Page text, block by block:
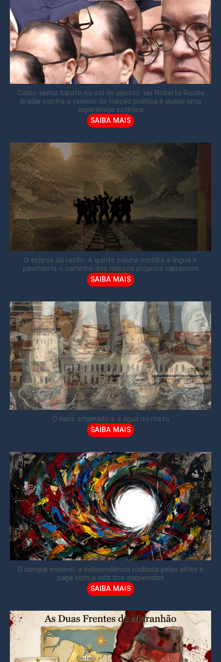
Como verniz barato no sol de agosto: ver Roberto Rocha
bradar contra o veneno da traição política é quase uma
experiência estética
SAIBA MAIS
O eclipse da razão: A quinta coluna mostra a língua e
pavimenta o caminho dos nossos próprios carrascos
SAIBA MAIS
O nariz empinado e a água no rosto
SAIBA MAIS
O sangue invisível: a independência roubada pelas elites e
paga com a vida dos esquecidos
SAIBA MAIS